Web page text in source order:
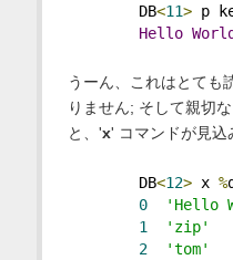
DB<11> p
Hello
うーん、これはとても
りません; そして親切
と、'x' コマンドが見込
DB<12> x %
0
'Hello
1
'zip'
2
'tom'